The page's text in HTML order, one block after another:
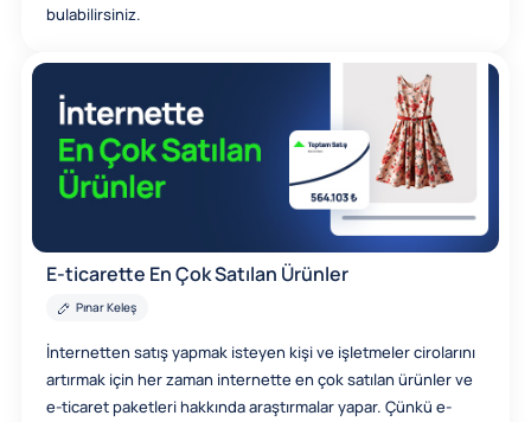
bulabilirsiniz.
E-ticarette En Çok Satılan Ürünler
Pınar Keleş
İnternetten satış yapmak isteyen kişi ve işletmeler cirolarını
artırmak için her zaman internette en çok satılan ürünler ve
e-ticaret paketleri hakkında araştırmalar yapar. Çünkü e-